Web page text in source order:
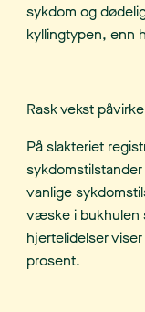
sykdom og
kyllingtypen, enn
Rask vekst
På slakteriet
vanlige
væske i bukhulen
hjertelidelser
prosent.